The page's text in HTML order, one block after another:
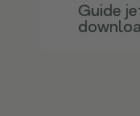
Guide